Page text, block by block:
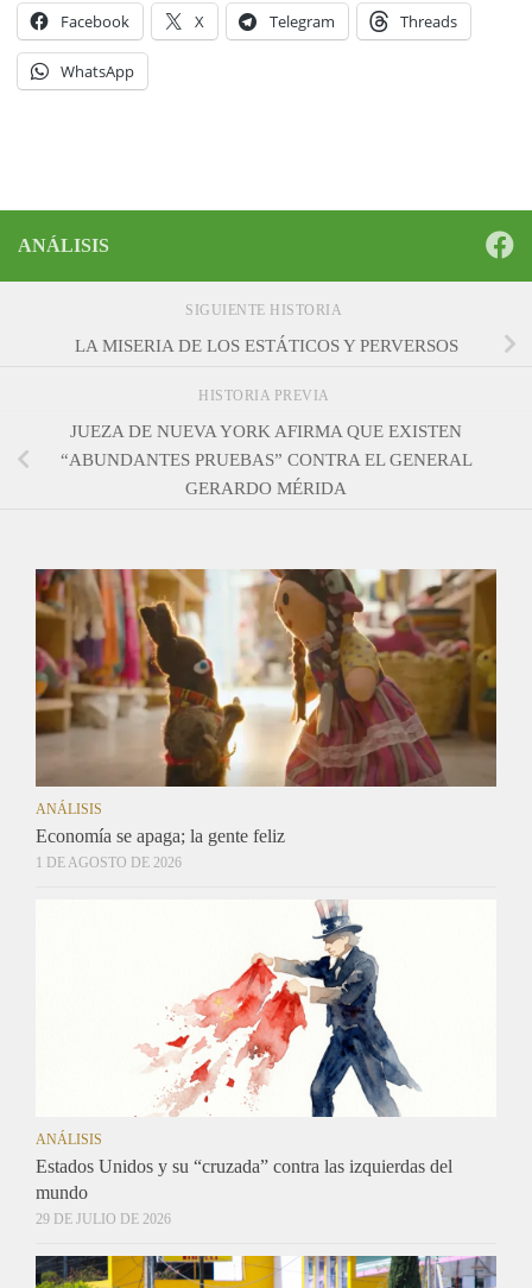
Facebook X Telegram Threads
WhatsApp
ANÁLISIS
SIGUIENTE HISTORIA
LA MISERIA DE LOS ESTÁTICOS Y PERVERSOS
HISTORIA PREVIA
JUEZA DE NUEVA YORK AFIRMA QUE EXISTEN
“ABUNDANTES PRUEBAS” CONTRA EL GENERAL
GERARDO MÉRIDA
ANÁLISIS
Economía se apaga; la gente feliz
1 DE AGOSTO DE 2026
ANÁLISIS
Estados Unidos y su “cruzada” contra las izquierdas del
mundo
29 DE JULIO DE 2026